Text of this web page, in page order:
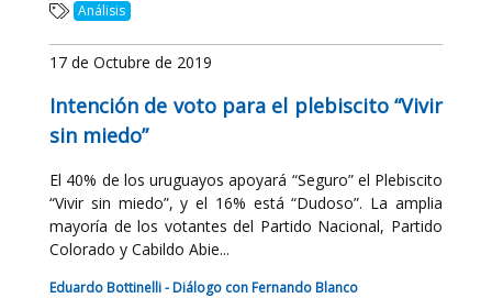
Análisis
17 de Octubre de 2019
Intención de voto para el plebiscito “Vivir
sin miedo”
El 40% de los uruguayos apoyará “Seguro” el Plebiscito
“Vivir sin miedo”, y el 16% está “Dudoso”. La amplia
mayoría de los votantes del Partido Nacional, Partido
Colorado y Cabildo Abie...
Eduardo Bottinelli - Diálogo con Fernando Blanco